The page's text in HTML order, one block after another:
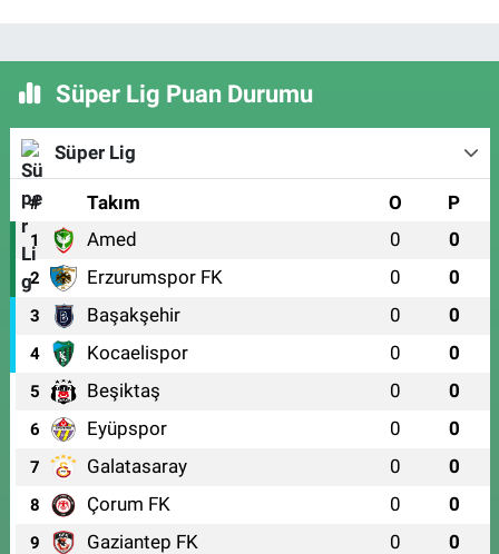
Süper Lig Puan Durumu
Süper Lig
# Takım O P
1 Amed 0 0
2 Erzurumspor FK 0 0
3 Başakşehir 0 0
4 Kocaelispor 0 0
5 Beşiktaş 0 0
6 Eyüpspor 0 0
7 Galatasaray 0 0
8 Çorum FK 0 0
9 Gaziantep FK 0 0